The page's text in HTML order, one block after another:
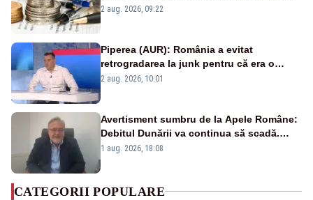
viitoare?
2 aug. 2026, 09:22
Piperea (AUR): România a evitat
retrogradarea la junk pentru că era o
catastrofă pentru bănci și fondurile de
2 aug. 2026, 10:01
Avertisment sumbru de la Apele Române:
Debitul Dunării va continua să scadă.
Cernavodă s-ar putea închide în 4 zile
1 aug. 2026, 18:08
CATEGORII POPULARE